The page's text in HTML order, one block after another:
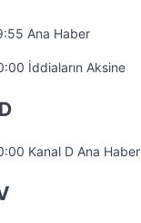
Ana Haber
İddiaların Aksine
Kanal D Ana Haber